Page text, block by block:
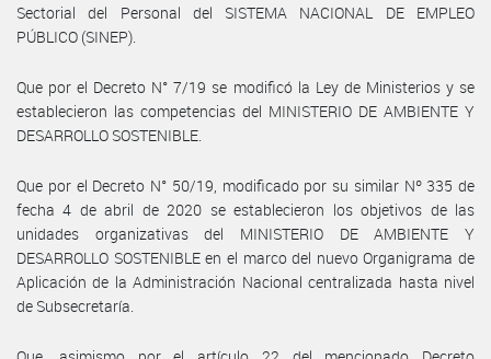
Sectorial del Personal del SISTEMA NACIONAL DE EMPLEO
PÚBLICO (SINEP).
Que por el Decreto N° 7/19 se modificó la Ley de Ministerios y se
establecieron las competencias del MINISTERIO DE AMBIENTE Y
DESARROLLO SOSTENIBLE.
Que por el Decreto N° 50/19, modificado por su similar Nº 335 de
fecha 4 de abril de 2020 se establecieron los objetivos de las
unidades organizativas del MINISTERIO DE AMBIENTE Y
DESARROLLO SOSTENIBLE en el marco del nuevo Organigrama de
Aplicación de la Administración Nacional centralizada hasta nivel
de Subsecretaría.